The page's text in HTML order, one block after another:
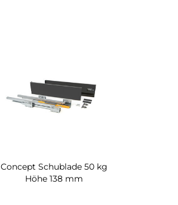
Concept Schublade 50 kg
Höhe 138 mm